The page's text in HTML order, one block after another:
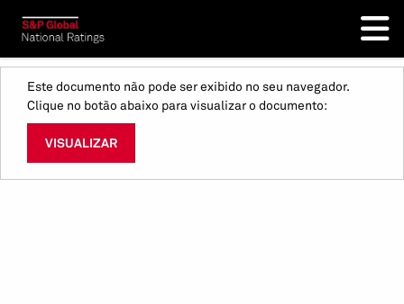
Este documento não pode ser exibido no seu navegador.
Clique no botão abaixo para visualizar o documento:
VISUALIZAR